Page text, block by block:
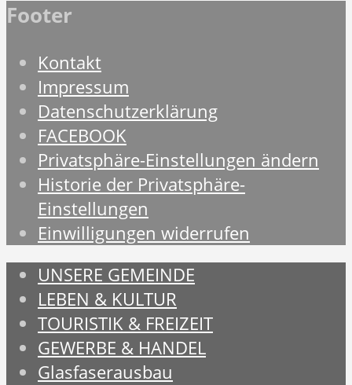
Footer
Kontakt
Impressum
Datenschutzerklärung
FACEBOOK
Privatsphäre-Einstellungen ändern
Historie der Privatsphäre-
Einstellungen
Einwilligungen widerrufen
UNSERE GEMEINDE
LEBEN & KULTUR
TOURISTIK & FREIZEIT
GEWERBE & HANDEL
Glasfaserausbau